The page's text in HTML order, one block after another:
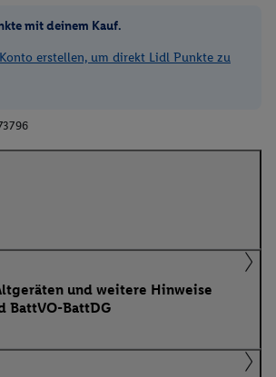
mit deinem Kauf.
erstellen, um direkt Lidl Punkte zu
und weitere Hinweise
BattVO-BattDG